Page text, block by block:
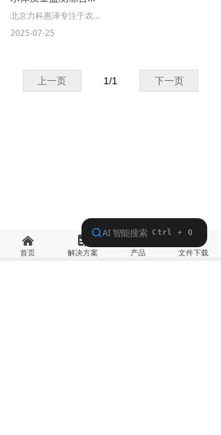
北京力科惠泽专注于农林生态科研仪器解决方案。我司致力于生态环境监测技术和仪器设备的研发、生产，并积极引进和推广国际先进的生态环境类科研仪器设备。
为科研工作者量身定制全面的水体质量检测解决方案，满足不同研究场景的多样化需求。
2025-07-25
上一页 下一页
1/1
낀
首页
넖
解决方案
낙
产品 文件下载